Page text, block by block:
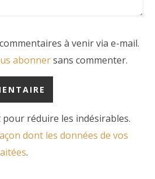
à venir via e-mail.
abonnersans commenter.
réduire les indésirables.
dont les données de vos
.